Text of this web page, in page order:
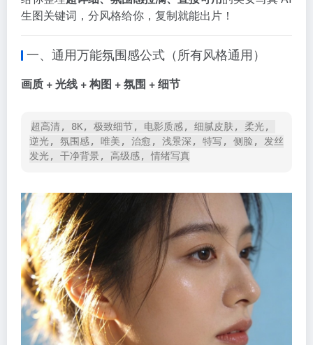
生图关键词，分风格给你，复制就能出片！
一、通用万能氛围感公式（所有风格通用）
画质 + 光线 + 构图 + 氛围 + 细节
超高清, 8K, 极致细节, 电影质感, 细腻皮肤, 柔光,
逆光, 氛围感, 唯美, 治愈, 浅景深, 特写, 侧脸, 发丝
发光, 干净背景, 高级感, 情绪写真